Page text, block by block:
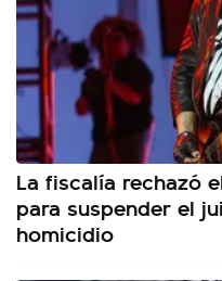
La fiscalía rechazó
para suspender el
homicidio